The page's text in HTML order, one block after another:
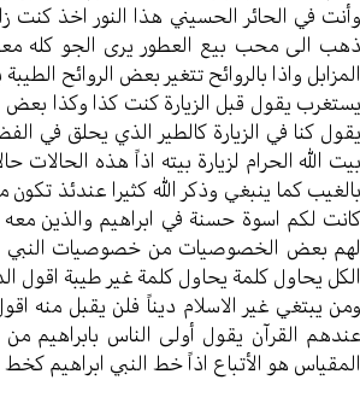
وأنت في الحائر الحسيني هذا النور اخذ كنت
ذهب الى محب بيع العطور يرى الجو كله
المزابل واذا بالروائح تتغير بعض الروائح
يستغرب يقول قبل الزيارة كنت كذا وكذا بعض
يقول كنا في الزيارة كالطير الذي يحلق في
بيت الله الحرام لزيارة بيته اذاً هذه الحالات
بالغيب كما ينبغي وذكر الله كثيرا عندئذ
كانت لكم اسوة حسنة في ابراهيم والذين معه
لهم بعض الخصوصيات من خصوصيات النبي
الكل يحاول كلمة يحاول كلمة غير طيبة اقول
ومن يبتغي غير الاسلام ديناً فلن يقبل منه
عندهم القرآن يقول أولى الناس بابراهيم
المقياس هو الأتباع اذاً خط النبي ابراهيم كخط